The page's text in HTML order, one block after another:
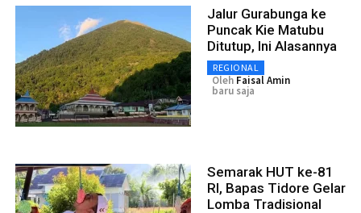
Jalur Gurabunga ke
Puncak Kie Matubu
Ditutup, Ini Alasannya
REGIONAL
Oleh Faisal Amin
baru saja
Semarak HUT ke-81
RI, Bapas Tidore Gelar
Lomba Tradisional